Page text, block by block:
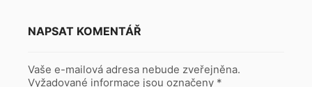
NAPSAT KOMENTÁŘ
Vaše e-mailová adresa nebude zveřejněna.
Vyžadované informace jsou označeny *